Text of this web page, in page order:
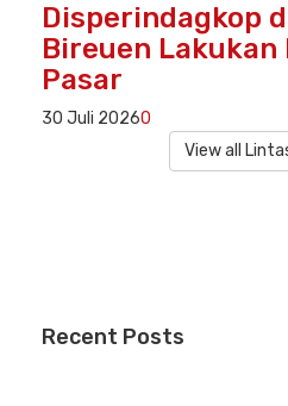
Disperindagkop
Bireuen Lakukan
Pasar
30 Juli 20260
View all
Recent Posts